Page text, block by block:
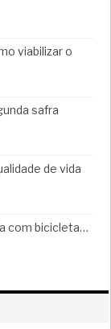
viabilizar o
safra
de vida
com bicicleta…